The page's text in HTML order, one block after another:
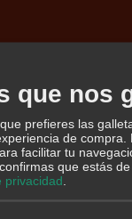
trigo, agua, levadura,
que nos
prefieres las
de
facilitar tu
que estás
privacidad